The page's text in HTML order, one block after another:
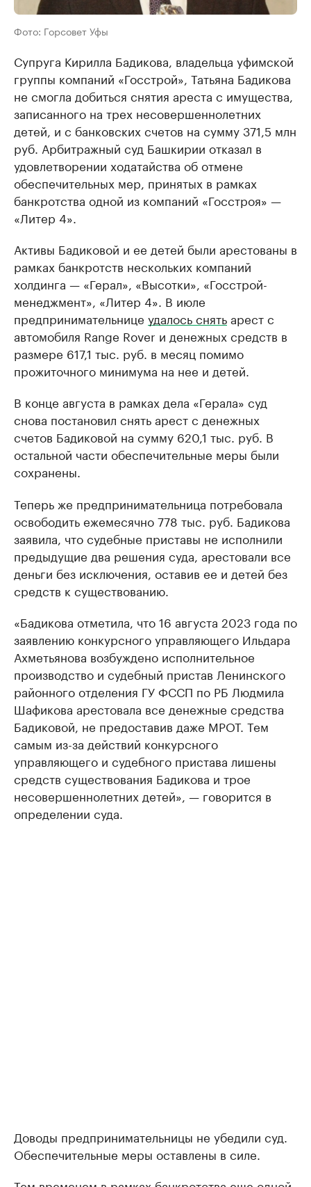
Фото: Горсовет Уфы
Супруга Кирилла Бадикова, владельца уфимской
группы компаний «Госстрой», Татьяна Бадикова
не смогла добиться снятия ареста с имущества,
записанного на трех несовершеннолетних
детей, и с банковских счетов на сумму 371,5 млн
руб. Арбитражный суд Башкирии отказал в
удовлетворении ходатайства об отмене
обеспечительных мер, принятых в рамках
банкротства одной из компаний «Госстроя» —
«Литер 4».
Активы Бадиковой и ее детей были арестованы в
рамках банкротств нескольких компаний
холдинга — «Герал», «Высотки», «Госстрой-
менеджмент», «Литер 4». В июле
предпринимательнице удалось снятьарест с
автомобиля Range Rover и денежных средств в
размере 617,1 тыс. руб. в месяц помимо
прожиточного минимума на нее и детей.
В конце августа в рамках дела «Герала» суд
снова постановил снять арест с денежных
счетов Бадиковой на сумму 620,1 тыс. руб. В
остальной части обеспечительные меры были
сохранены.
Теперь же предпринимательница потребовала
освободить ежемесячно 778 тыс. руб. Бадикова
заявила, что судебные приставы не исполнили
предыдущие два решения суда, арестовали все
деньги без исключения, оставив ее и детей без
средств к существованию.
«Бадикова отметила, что 16 августа 2023 года по
заявлению конкурсного управляющего Ильдара
Ахметьянова возбуждено исполнительное
производство и судебный пристав Ленинского
районного отделения ГУ ФССП по РБ Людмила
Шафикова арестовала все денежные средства
Бадиковой, не предоставив даже МРОТ. Тем
самым из-за действий конкурсного
управляющего и судебного пристава лишены
средств существования Бадикова и трое
несовершеннолетних детей», — говорится в
определении суда.
Доводы предпринимательницы не убедили суд.
Обеспечительные меры оставлены в силе.